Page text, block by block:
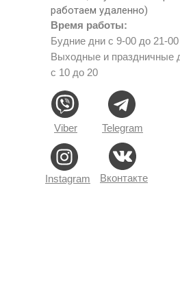
Время работы:
Будние дни с 9-00 до 21-00
Выходные и праздничные
с 10 до 20
Telegram
Viber
Instagram
работаем удаленно)
Вконтакте